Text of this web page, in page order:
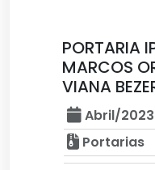
PORTARIA
MARCOS
VIANA
Abril/2023
Portarias